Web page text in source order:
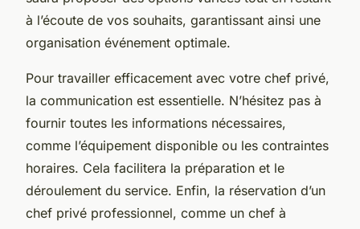
à l’écoute de vos souhaits, garantissant ainsi une
organisation événement optimale.
Pour travailler efficacement avec votre chef privé,
la communication est essentielle. N’hésitez pas à
fournir toutes les informations nécessaires,
comme l’équipement disponible ou les contraintes
horaires. Cela facilitera la préparation et le
déroulement du service. Enfin, la réservation d’un
chef privé professionnel, comme un chef à